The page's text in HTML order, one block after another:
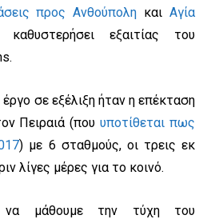
προς Ανθούπολη καιΑγία
εξαιτίας του
σε εξέλιξη ήταν η επέκταση
Πειραιά (πουυποτίθεται πως
) με 6 σταθμούς, οι τρεις εκ
λίγες μέρες για το κοινό.
να μάθουμε την τύχη του